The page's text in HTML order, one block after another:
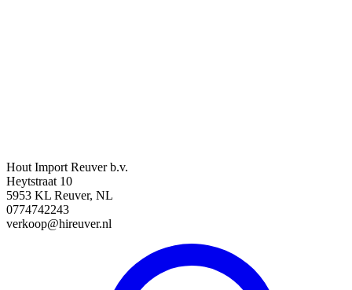
Hout Import Reuver b.v.
Heytstraat 10
5953 KL Reuver, NL
0774742243
verkoop@hireuver.nl